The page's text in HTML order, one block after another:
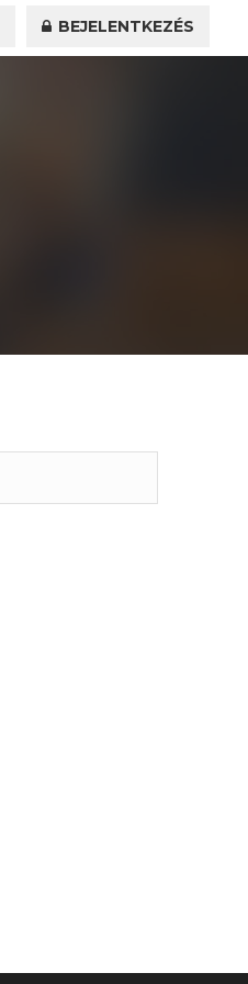
BEJELENTKEZÉS